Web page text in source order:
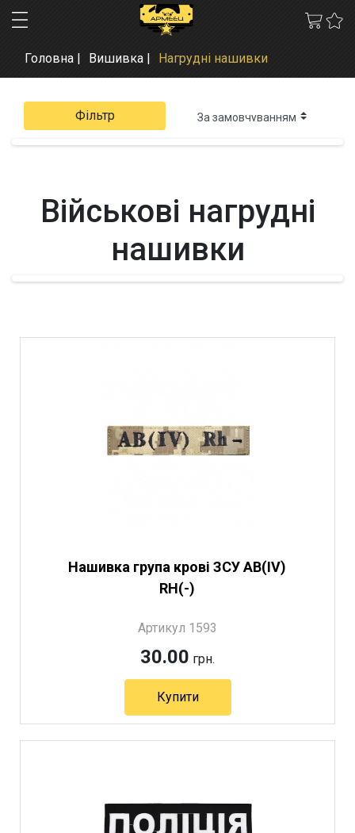
Головна Вишивка Нагрудні нашивки
Фільтр
Військові нагрудні
нашивки
Нашивка група крові ЗСУ AB(IV)
RH(-)
Артикул 1593
30.00 грн.
Купити